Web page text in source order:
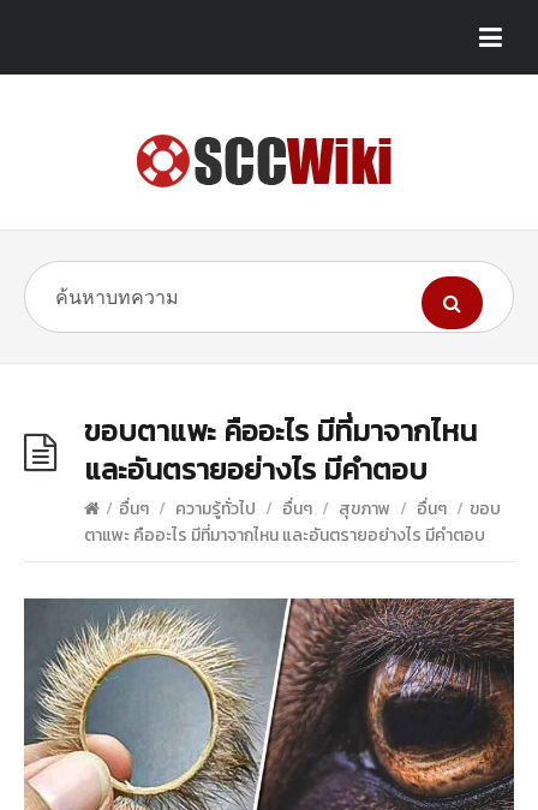
ขอบตาแพะ คืออะไร มีที่มาจากไหน
และอันตรายอย่างไร มีคำตอบ
/ อื่นๆ / ความรู้ทั่วไป / อื่นๆ / สุขภาพ / อื่นๆ / ขอบ
ตาแพะ คืออะไร มีที่มาจากไหน และอันตรายอย่างไร มีคำตอบ